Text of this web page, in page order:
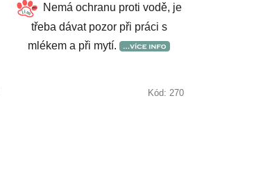
Nemá ochranu proti vodě, je
třeba dávat pozor při práci s
mlékem a při mytí.
Kód: 270